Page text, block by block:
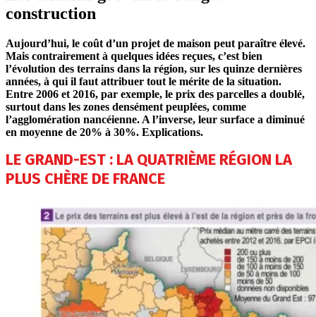
construction
Aujourd’hui, le coût d’un projet de maison peut paraître élevé.
Mais contrairement à quelques idées reçues, c’est bien
l’évolution des terrains dans la région, sur les quinze dernières
années, à qui il faut attribuer tout le mérite de la situation.
Entre 2006 et 2016, par exemple, le prix des parcelles a doublé,
surtout dans les zones densément peuplées, comme
l’agglomération nancéienne. A l’inverse, leur surface a diminué
en moyenne de 20% à 30%. Explications.
LE GRAND-EST : LA QUATRIÈME RÉGION LA
PLUS CHÈRE DE FRANCE